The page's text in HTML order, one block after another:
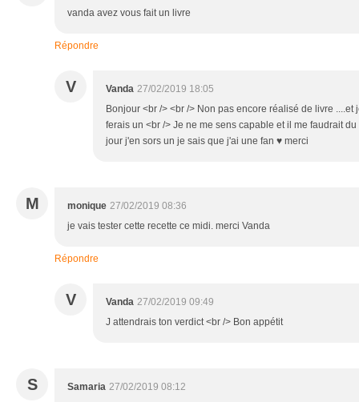
vanda avez vous fait un livre
Répondre
V Vanda 27/02/2019 18:05
Bonjour <br /> <br /> Non pas encore réalisé de livre
ferais un <br /> Je ne me sens capable et il me faudrait
jour j'en sors un je sais que j'ai une fan ♥ merci
M monique 27/02/2019 08:36
je vais tester cette recette ce midi. merci Vanda
Répondre
V Vanda 27/02/2019 09:49
J attendrais ton verdict <br /> Bon appétit
S Samaria 27/02/2019 08:12